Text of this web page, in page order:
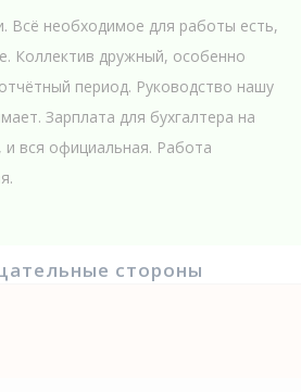
Всё необходимое для работы есть,
Коллектив дружный, особенно
период. Руководство нашу
Зарплата для бухгалтера на
и вся официальная. Работа
стороны